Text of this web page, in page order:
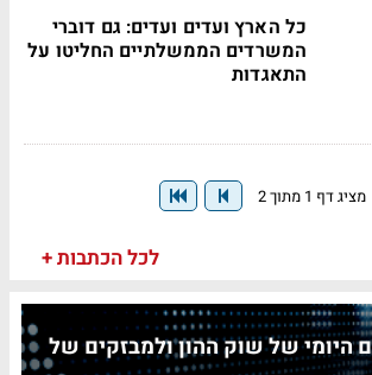
‎כל הארץ ועדים ועדים: גם דוברי
המשרדים הממשלתיים החליטו על
התאגדות
מציג דף 1 מתוך 2
לכל הכתבות +
היומי של שוק ההון ולמבזקים של